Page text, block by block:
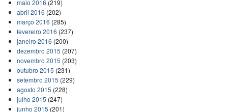
maio 2016 (219)
abril 2016 (202)
março 2016 (285)
fevereiro 2016 (237)
janeiro 2016 (200)
dezembro 2015 (207)
novembro 2015 (203)
outubro 2015 (231)
setembro 2015 (229)
agosto 2015 (228)
julho 2015 (247)
junho 2015 (201)